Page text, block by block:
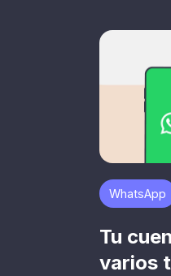
WhatsApp
Tu
varios